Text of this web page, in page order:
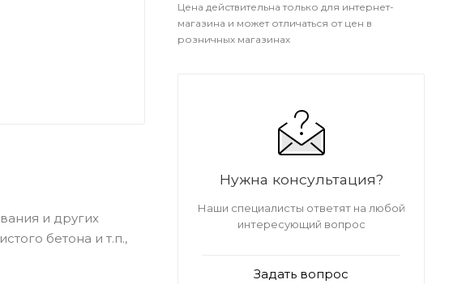
и других
бетона и т.п.,
Цена действительна только для интернет-
магазина и может отличаться от цен в
розничных магазинах
Нужна консультация?
Наши специалисты ответят на любой
интересующий вопрос
Задать вопрос